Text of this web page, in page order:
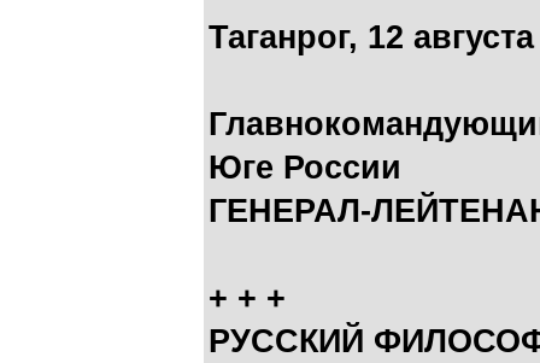
Таганрог, 12
Юге России
ГЕНЕРАЛ-
+ + +
РУССКИЙ